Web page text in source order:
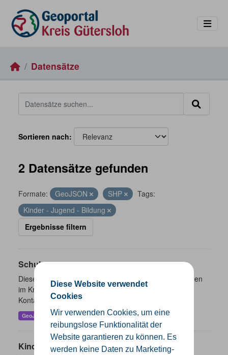
Diese Website verwendet
Cookies
Wir verwenden Cookies, um eine
reibungslose Funktionalität der
Website garantieren zu können. Es
werden keine Daten zu Marketing-
Datensätze
Sortieren nach
2 Datensätze gefunden
Formate: GeoJSON SHP
Tags:
Kinder - Jugend - Bildung
Ergebnisse filtern
Schulen
Dieser Datensatz beinhaltet eine Darstellung der Schulen
im Kreis Gütersloh mit Angaben zu Schulform,
Kontaktmöglichkeiten, Pausenzeiten und Schulträger.
GeoJSON SHP
Kindertageseinrichtungen